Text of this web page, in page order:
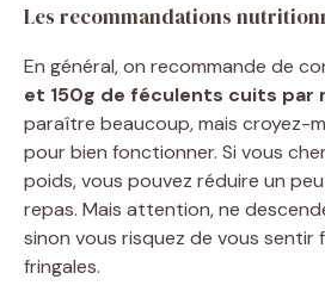
Les recommandations
En général, on recommande de
et 150g de féculents cuits par
paraître beaucoup, mais croyez-
pour bien fonctionner. Si vous
poids, vous pouvez réduire un
repas. Mais attention, ne
sinon vous risquez de vous sentir
fringales.